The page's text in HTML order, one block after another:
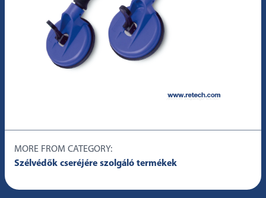
MORE FROM CATEGORY:
Szélvédők cseréjére szolgáló termékek